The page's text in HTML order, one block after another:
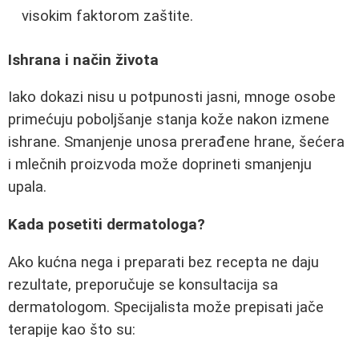
visokim faktorom zaštite.
Ishrana i način života
Iako dokazi nisu u potpunosti jasni, mnoge osobe
primećuju poboljšanje stanja kože nakon izmene
ishrane. Smanjenje unosa prerađene hrane, šećera
i mlečnih proizvoda može doprineti smanjenju
upala.
Kada posetiti dermatologa?
Ako kućna nega i preparati bez recepta ne daju
rezultate, preporučuje se konsultacija sa
dermatologom. Specijalista može prepisati jače
terapije kao što su: